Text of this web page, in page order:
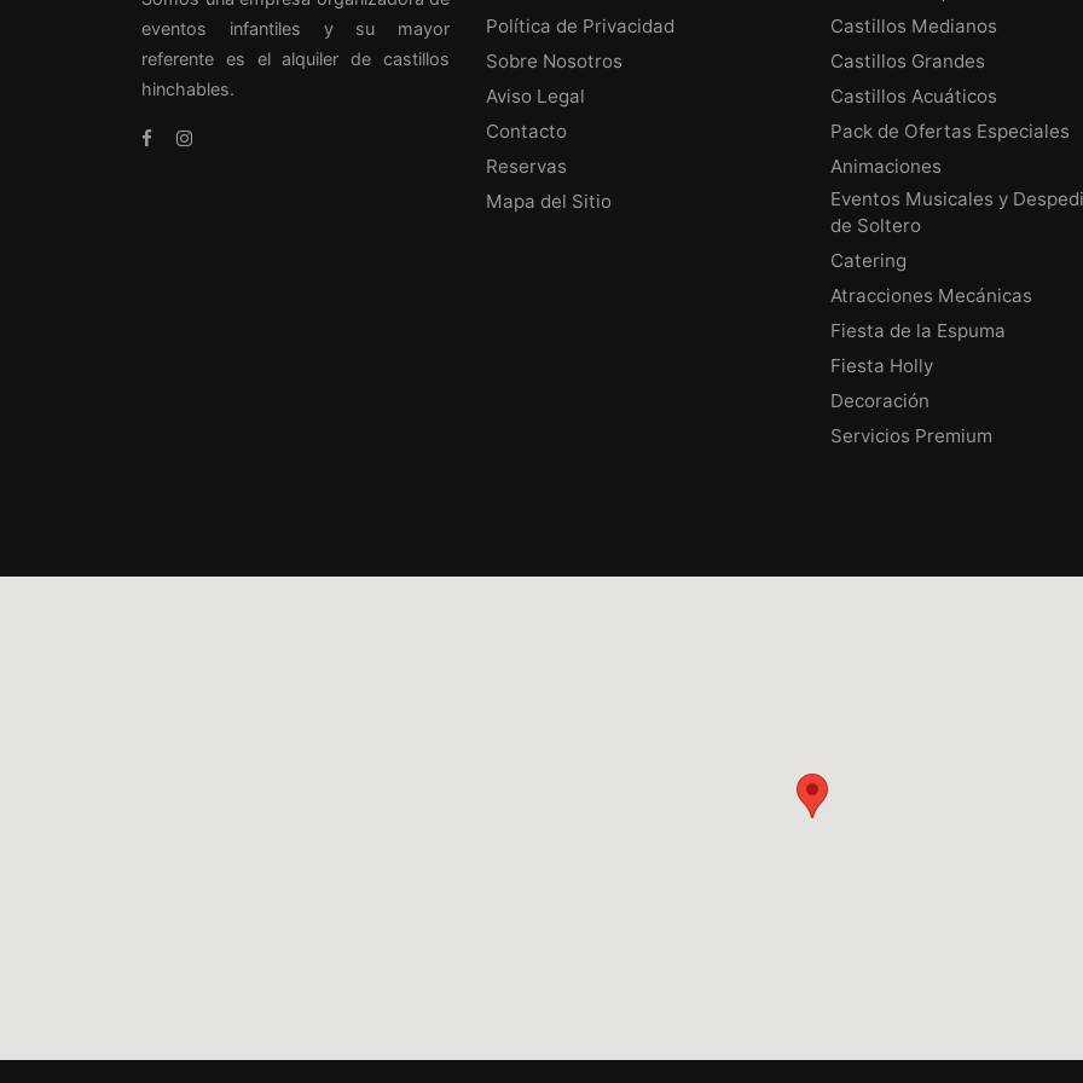
eventos infantiles y su mayor
referente es el alquiler de castillos
hinchables.
Política de Privacidad
Sobre Nosotros
Aviso Legal
Contacto
Reservas
Mapa del Sitio
Castillos Medianos
Castillos Grandes
Castillos Acuáticos
Pack de Ofertas Especiales
Animaciones
Eventos Musicales y
de Soltero
Catering
Atracciones Mecánicas
Fiesta de la Espuma
Fiesta Holly
Decoración
Servicios Premium